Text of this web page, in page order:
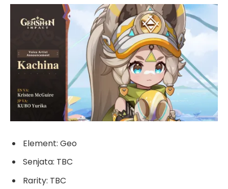
Element: Geo
Senjata: TBC
Rarity: TBC